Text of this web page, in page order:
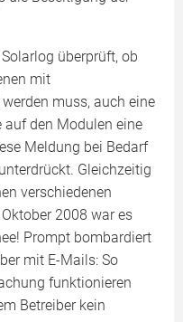
überprüft, ob
mit
muss, auch eine
auf den Modulen eine
Meldung bei Bedarf
Gleichzeitig
verschiedenen
2008 war es
Prompt bombardiert
mit E-Mails: So
funktionieren
Betreiber kein